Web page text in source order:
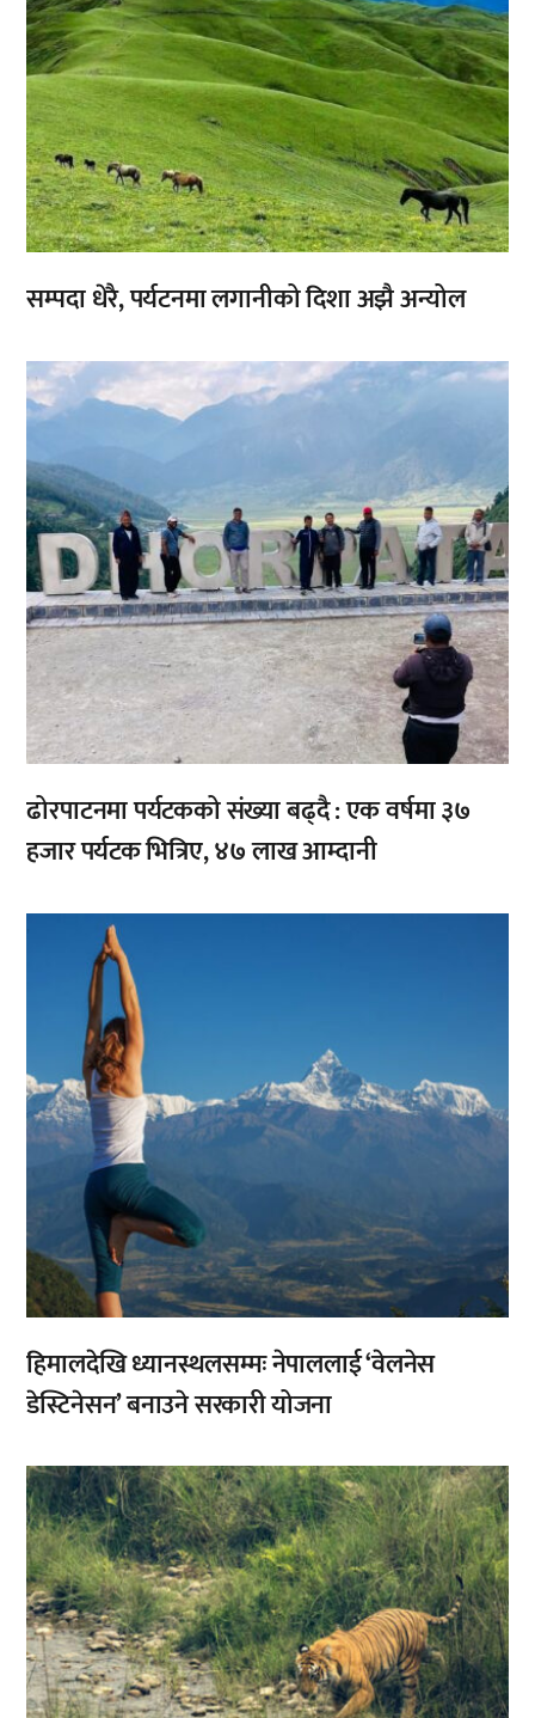
सम्पदा धेरै, पर्यटनमा लगानीको दिशा अझै अन्योल
,,
ढोरपाटनमा पर्यटकको संख्या बढ्दै : एक वर्षमा ३७
हजार पर्यटक भित्रिए, ४७ लाख आम्दानी
हिमालदेखि ध्यानस्थलसम्मः नेपाललाई ‘वेलनेस
डेस्टिनेसन’ बनाउने सरकारी योजना
,